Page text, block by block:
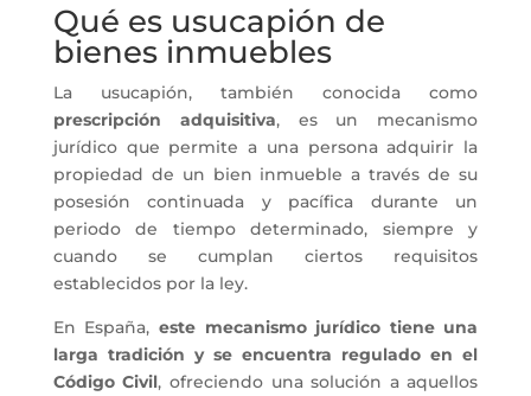
Qué es usucapión de
bienes inmuebles
La usucapión, también conocida como
prescripción adquisitiva, es un mecanismo
jurídico que permite a una persona adquirir la
propiedad de un bien inmueble a través de su
posesión continuada y pacífica durante un
periodo de tiempo determinado, siempre y
cuando se cumplan ciertos requisitos
establecidos por la ley.
En España, este mecanismo jurídico tiene una
larga tradición y se encuentra regulado en el
Código Civil, ofreciendo una solución a aquellos